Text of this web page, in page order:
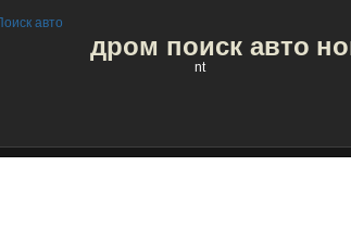
дром поиск авто
nt